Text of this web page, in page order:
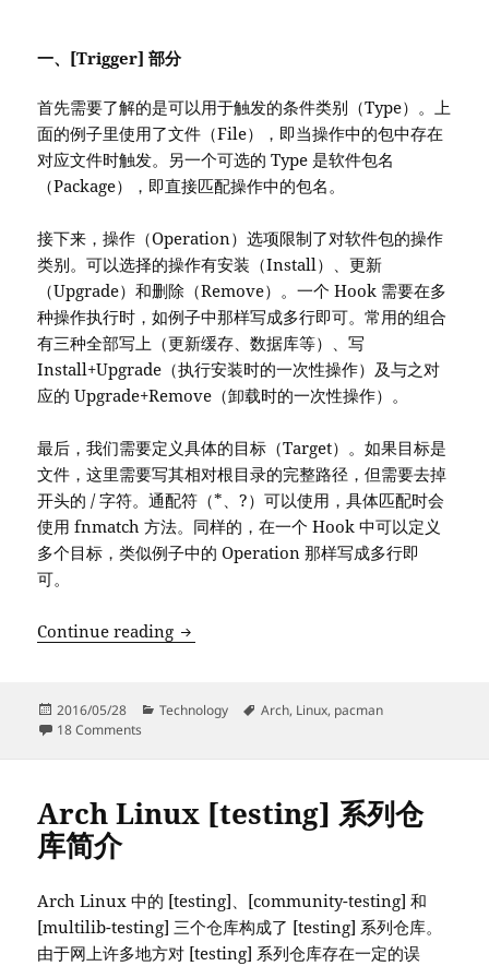
一、[Trigger] 部分
首先需要了解的是可以用于触发的条件类别（Type）。上
面的例子里使用了文件（File），即当操作中的包中存在
对应文件时触发。另一个可选的 Type 是软件包名
（Package），即直接匹配操作中的包名。
接下来，操作（Operation）选项限制了对软件包的操作
类别。可以选择的操作有安装（Install）、更新
（Upgrade）和删除（Remove）。一个 Hook 需要在多
种操作执行时，如例子中那样写成多行即可。常用的组合
有三种全部写上（更新缓存、数据库等）、写
Install+Upgrade（执行安装时的一次性操作）及与之对
应的 Upgrade+Remove（卸载时的一次性操作）。
最后，我们需要定义具体的目标（Target）。如果目标是
文件，这里需要写其相对根目录的完整路径，但需要去掉
开头的 / 字符。通配符（*、?）可以使用，具体匹配时会
使用 fnmatch 方法。同样的，在一个 Hook 中可以定义
多个目标，类似例子中的 Operation 那样写成多行即
可。
Continue reading Pacman Hooks 简介
Posted
on
2016/05/28 Categories
Technology Tags
Arch, Linux, pacman
18 Comments
Arch Linux [testing] 系列仓
库简介
Arch Linux 中的 [testing]、[community-testing] 和
[multilib-testing] 三个仓库构成了 [testing] 系列仓库。
由于网上许多地方对 [testing] 系列仓库存在一定的误